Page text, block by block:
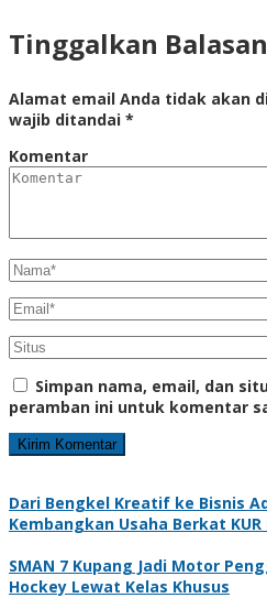
Tinggalkan Balasan
Alamat email Anda tidak akan
wajib ditandai *
Komentar
Simpan nama, email, dan
peramban ini untuk komentar
Dari Bengkel Kreatif ke Bisnis
Kembangkan Usaha Berkat KUR
SMAN 7 Kupang Jadi Motor
Hockey Lewat Kelas Khusus